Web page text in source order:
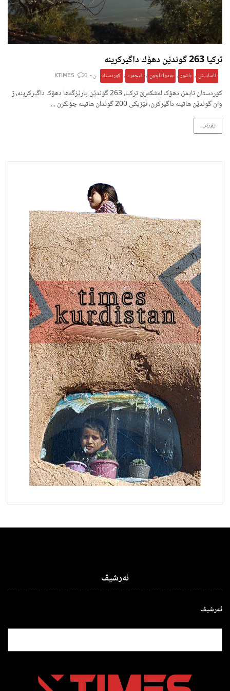
تركیا 263 گوندێن دهۆك داگیركرینه‌
ئاساییش , باشور , بەدواداچون , فیچەرد , کوردستان ن - KTIMES 0
كوردستان تايمز، دهۆک له‌شكه‌رێ تركیا، 263 گوندێن پارێزگه‌ها دهۆک داگیركرینه‌، ژ
وان گوندێن هاتینه‌ داگیركرن، نێزیكى 200 گوندان هاتینه‌ چۆلكرن ...
زۆرتر...
ئەرشیڤ
ئەرشیڤ